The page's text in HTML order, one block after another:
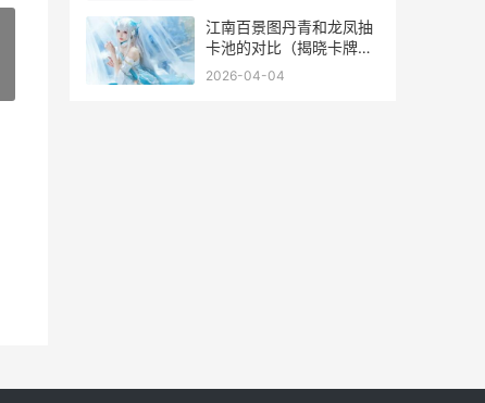
江南百景图丹青和龙凤抽
卡池的对比（揭晓卡牌收
集者的抉择） 江南百景图
2026-04-04